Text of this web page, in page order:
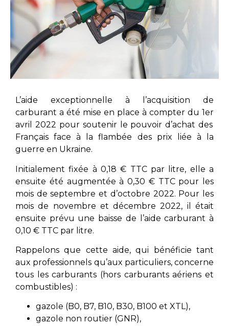
L’aide exceptionnelle à l’acquisition de
carburant a été mise en place à compter du 1er
avril 2022 pour soutenir le pouvoir d’achat des
Français face à la flambée des prix liée à la
guerre en Ukraine.
Initialement fixée à 0,18 € TTC par litre, elle a
ensuite été augmentée à 0,30 € TTC pour les
mois de septembre et d’octobre 2022. Pour les
mois de novembre et décembre 2022, il était
ensuite prévu une baisse de l’aide carburant à
0,10 € TTC par litre.
Rappelons que cette aide, qui bénéficie tant
aux professionnels qu’aux particuliers, concerne
tous les carburants (hors carburants aériens et
combustibles) :
gazole (B0, B7, B10, B30, B100 et XTL),
gazole non routier (GNR),